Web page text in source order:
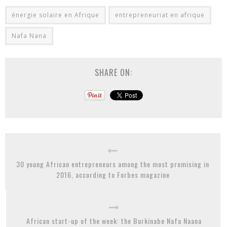
énergie solaire en Afrique entrepreneuriat en afrique
Nafa Nana
SHARE ON:
30 young African entrepreneurs among the most promising in
2016, according to Forbes magazine
African start-up of the week: the Burkinabe Nafa Naana